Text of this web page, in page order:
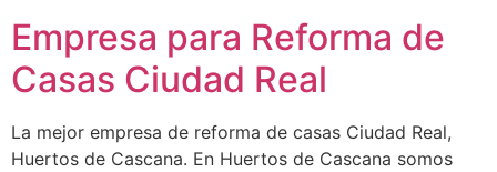
Empresa para Reforma de
Casas Ciudad Real
La mejor empresa de reforma de casas Ciudad Real,
Huertos de Cascana. En Huertos de Cascana somos